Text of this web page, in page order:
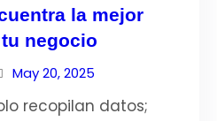
la mejor
negocio
May 20, 2025
recopilan datos;